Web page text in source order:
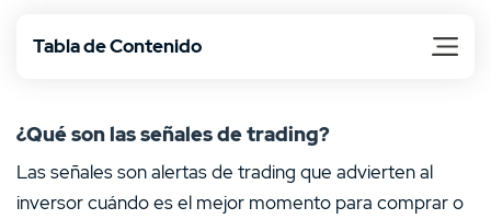
Tabla de Contenido
¿Qué son las señales de trading?
Las señales son alertas de trading que advierten al
inversor cuándo es el mejor momento para comprar o